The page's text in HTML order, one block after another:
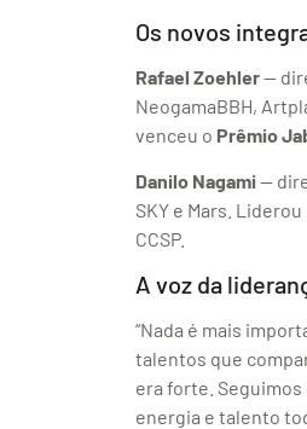
Os novos
Rafael Zoehler—
NeogamaBBH,
venceu o Prêmio
Danilo Nagami—
SKY e Mars.
CCSP.
A voz da
“Nada é mais
talentos que
era forte.
energia e talento